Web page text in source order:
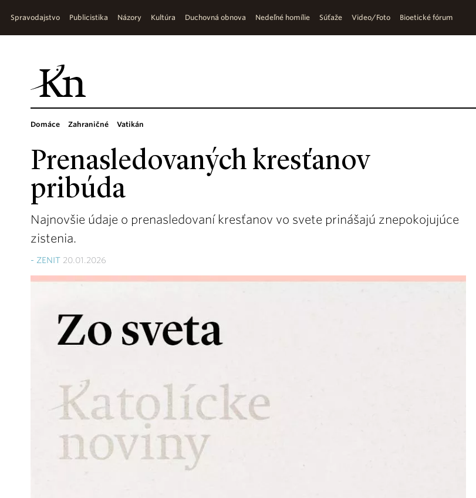
Spravodajstvo Publicistika Názory Kultúra Duchovná obnova Nedeľné homílie Súťaže Video/Foto Bioetické fórum
Domáce Zahraničné Vatikán
Prenasledovaných kresťanov
pribúda
Najnovšie údaje o prenasledovaní kresťanov vo svete prinášajú znepokojujúce
zistenia.
- ZENIT 20.01.2026